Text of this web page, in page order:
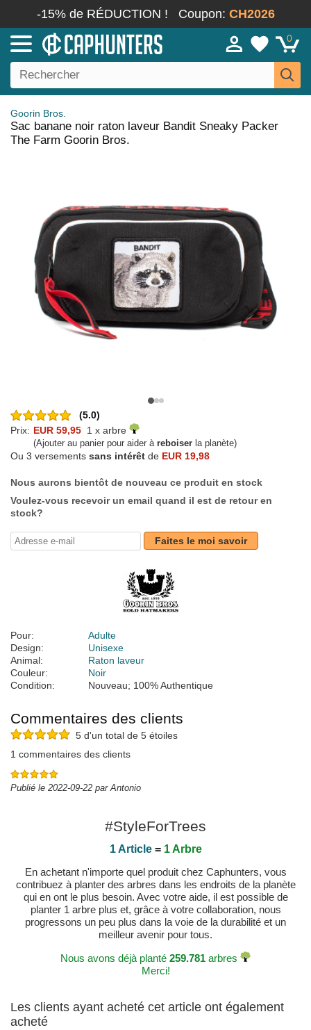
-15% de RÉDUCTION ! Coupon: CH2026
0
Goorin Bros.
Sac banane noir raton laveur Bandit Sneaky Packer
The Farm Goorin Bros.
(5.0)
Prix: EUR 59,95 1 x arbre
(Ajouter au panier pour aider à reboiser la planète)
Ou 3 versements sans intérêt de EUR 19,98
Nous aurons bientôt de nouveau ce produit en stock
Voulez-vous recevoir un email quand il est de retour en
stock?
Faites le moi savoir
Pour:
Adulte
Design:
Unisexe
Animal:
Raton laveur
Couleur:
Noir
Condition:
Nouveau; 100% Authentique
Commentaires des clients
5 d'un total de 5 étoiles
1 commentaires des clients
Publié le 2022-09-22 par Antonio
#StyleForTrees
1 Article= 1 Arbre
En achetant n'importe quel produit chez Caphunters, vous
contribuez à planter des arbres dans les endroits de la planète
qui en ont le plus besoin. Avec votre aide, il est possible de
planter 1 arbre plus et, grâce à votre collaboration, nous
progressons un peu plus dans la voie de la durabilité et un
meilleur avenir pour tous.
Nous avons déjà planté 259.781 arbres
Merci!
Les clients ayant acheté cet article ont également
acheté